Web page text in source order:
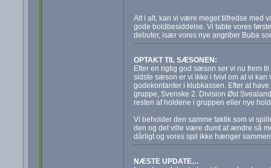
Alt i alt, kan vi være meget tilfredse med
gode boldbesiddelse. Vi tabte vores
debuter, især vores nye angriber Buba
OPTAKT TIL SÆSONEN:
Efter en rigtig god sæson ser vi nu frem
sidste sæson er vi ikke i tvivl om at vi
godekontanter i klubkassen. Efter at
gruppe, Svenske 2. Division Øst
resten af holdene i gruppen eller nye
Vi beholder den samme taktik som vi
den og det ville være dumt at ændre så
dårligt og vores spil ikke hænger
NÆSTE UPDATE…